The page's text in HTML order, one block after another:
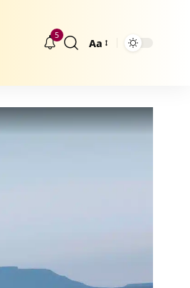
5
Größenänderung
Aa